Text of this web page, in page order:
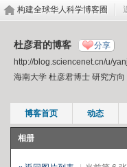
构建全球华人科学博客圈
杜彦君的博客 分享
http://blog.sciencenet.cn/u/
海南大学 杜彦君博士 研究方
博客首页 动态
相册